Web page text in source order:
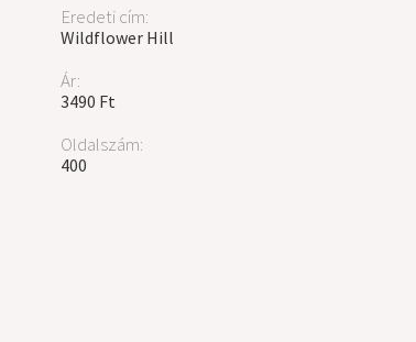
Eredeti cím:
Wildflower Hill
Ár:
3490 Ft
Oldalszám:
400